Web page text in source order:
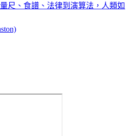
尺、食譜、法律到演算法，人類如